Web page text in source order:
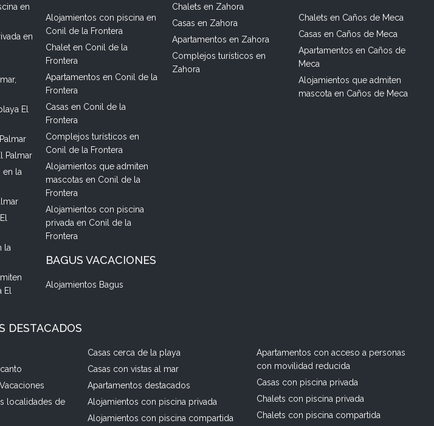
en
en
El
Palmar
en la
la
El
Alojamientos con piscina en
Conil de la Frontera
Chalet en Conil de la
Frontera
Apartamentos en Conil de la
Frontera
Casas en Conil de la
Frontera
Complejos turísticos en
Conil de la Frontera
Alojamientos que admiten
mascotas en Conil de la
Frontera
Alojamientos con piscina
privada en Conil de la
Frontera
BAGUS VACACIONES
Alojamientos Bagus
Chalets en Zahora
Casas en Zahora
Apartamentos en Zahora
Complejos turísticos en
Zahora
Chalets en Caños de Meca
Casas en Caños de Meca
Apartamentos en Caños de
Meca
Alojamientos que admiten
mascota en Caños de Meca
DESTACADOS
localidades de
Casas cerca de la playa
Casas con vistas al mar
Apartamentos destacados
Alojamientos con piscina privada
Alojamientos con piscina compartida
Apartamentos con acceso a personas
con movilidad reducida
Casas con piscina privada
Chalets con piscina privada
Chalets con piscina compartida